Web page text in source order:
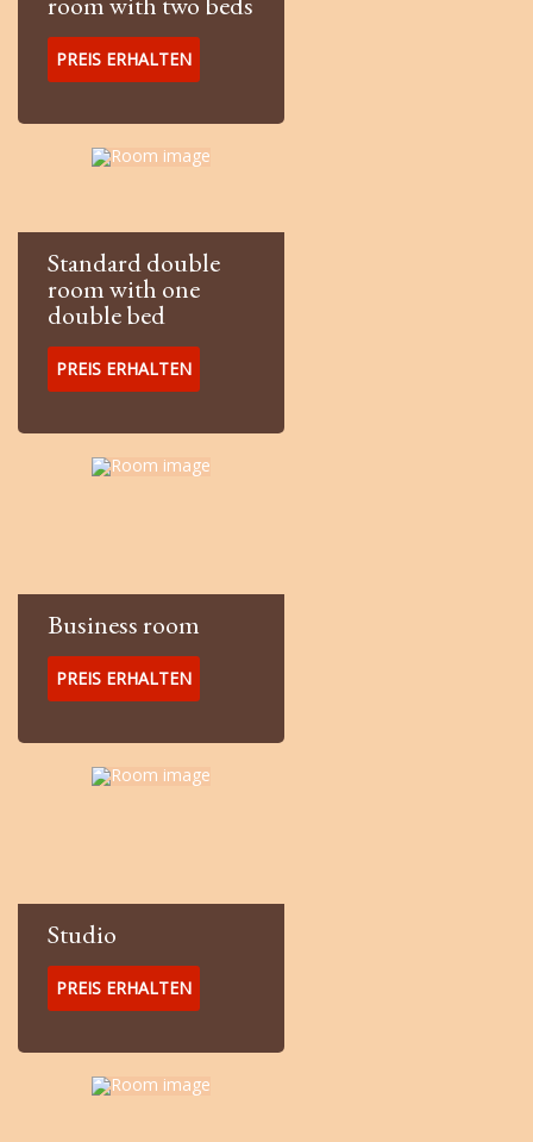
PREIS ERHALTEN
Standard double
room with one
double bed
PREIS ERHALTEN
Business room
PREIS ERHALTEN
Studio
PREIS ERHALTEN